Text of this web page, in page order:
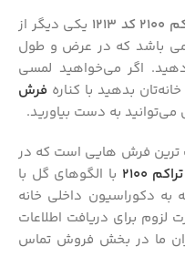
یکی دیگر از
باشد که در عرض و طول
اگر می‌خواهید لمسی
بدهید با کناره فرش
به دست بیاورید.
ترین فرش‌ هایی است که در
با الگوهای گل با
دکوراسیون داخلی خانه‌
برای دریافت اطلاعات
ما در بخش فروش تماس